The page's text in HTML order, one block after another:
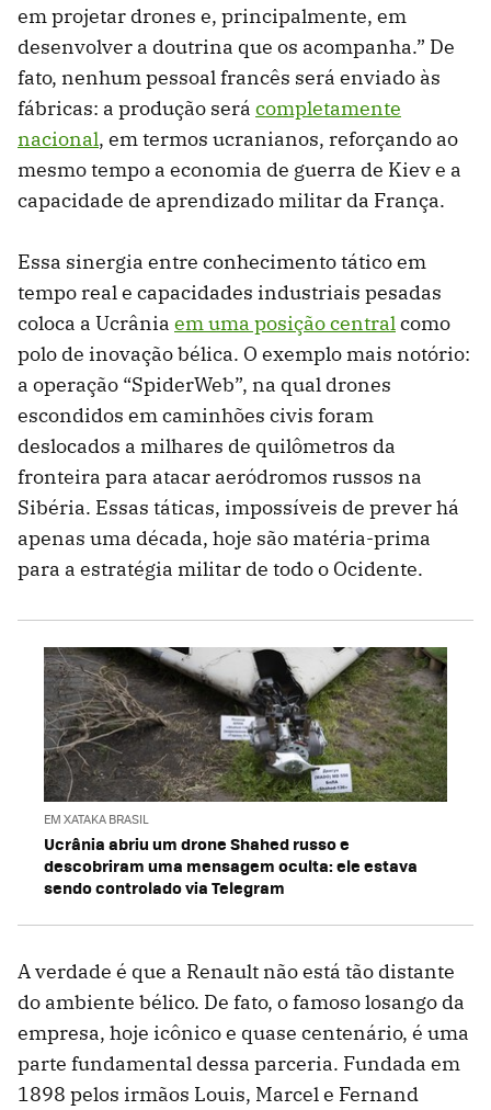
em projetar drones e, principalmente, em
desenvolver a doutrina que os acompanha.” De
fato, nenhum pessoal francês será enviado às
fábricas: a produção será completamente
nacional, em termos ucranianos, reforçando ao
mesmo tempo a economia de guerra de Kiev e a
capacidade de aprendizado militar da França.
Essa sinergia entre conhecimento tático em
tempo real e capacidades industriais pesadas
coloca a Ucrânia em uma posição centralcomo
polo de inovação bélica. O exemplo mais notório:
a operação “SpiderWeb”, na qual drones
escondidos em caminhões civis foram
deslocados a milhares de quilômetros da
fronteira para atacar aeródromos russos na
Sibéria. Essas táticas, impossíveis de prever há
apenas uma década, hoje são matéria-prima
para a estratégia militar de todo o Ocidente.
EM XATAKA BRASIL
Ucrânia abriu um drone Shahed russo e
descobriram uma mensagem oculta: ele estava
sendo controlado via Telegram
A verdade é que a Renault não está tão distante
do ambiente bélico. De fato, o famoso losango da
empresa, hoje icônico e quase centenário, é uma
parte fundamental dessa parceria. Fundada em
1898 pelos irmãos Louis, Marcel e Fernand